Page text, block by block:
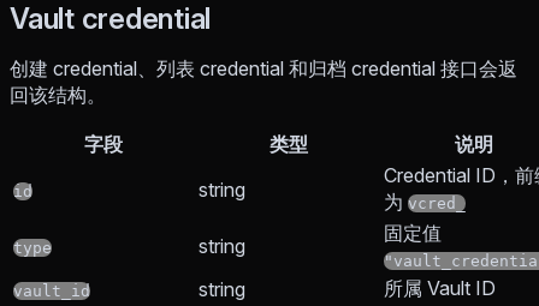
Vault credential
创建 credential、列表 credential 和归档 credential 接口会返
回该结构。
字段 类型 说明
id string
Credential ID，前
为 vcred_
type string
固定值
vault_id
string 所属 Vault ID